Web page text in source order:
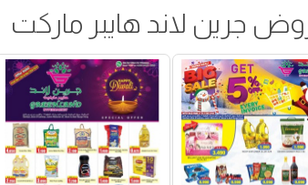
جرين لاند هايبر ماركت